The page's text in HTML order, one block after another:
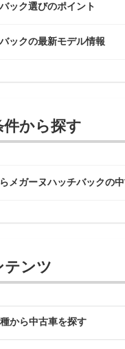
ック選びのポイント
ックの最新モデル情報
から探す
メガーヌハッチバックの
テンツ
から中古車を探す